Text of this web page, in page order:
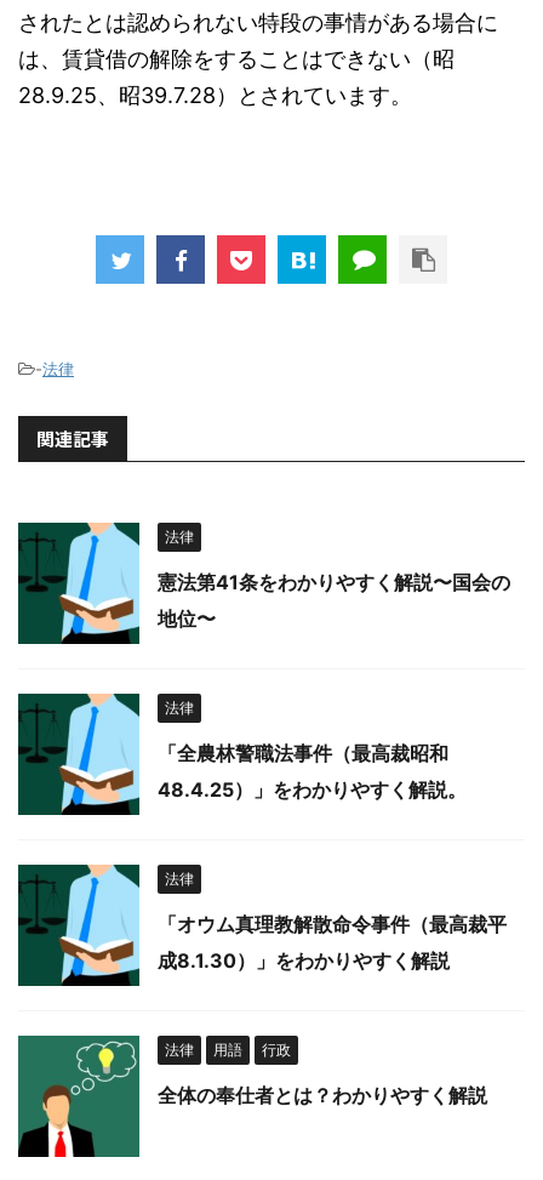
されたとは認められない特段の事情がある場合に
は、賃貸借の解除をすることはできない（昭
28.9.25、昭39.7.28）とされています。
-法律
関連記事
法律
憲法第41条をわかりやすく解説〜国会の
地位〜
法律
「全農林警職法事件（最高裁昭和
48.4.25）」をわかりやすく解説。
法律
「オウム真理教解散命令事件（最高裁平
成8.1.30）」をわかりやすく解説
法律 用語 行政
全体の奉仕者とは？わかりやすく解説